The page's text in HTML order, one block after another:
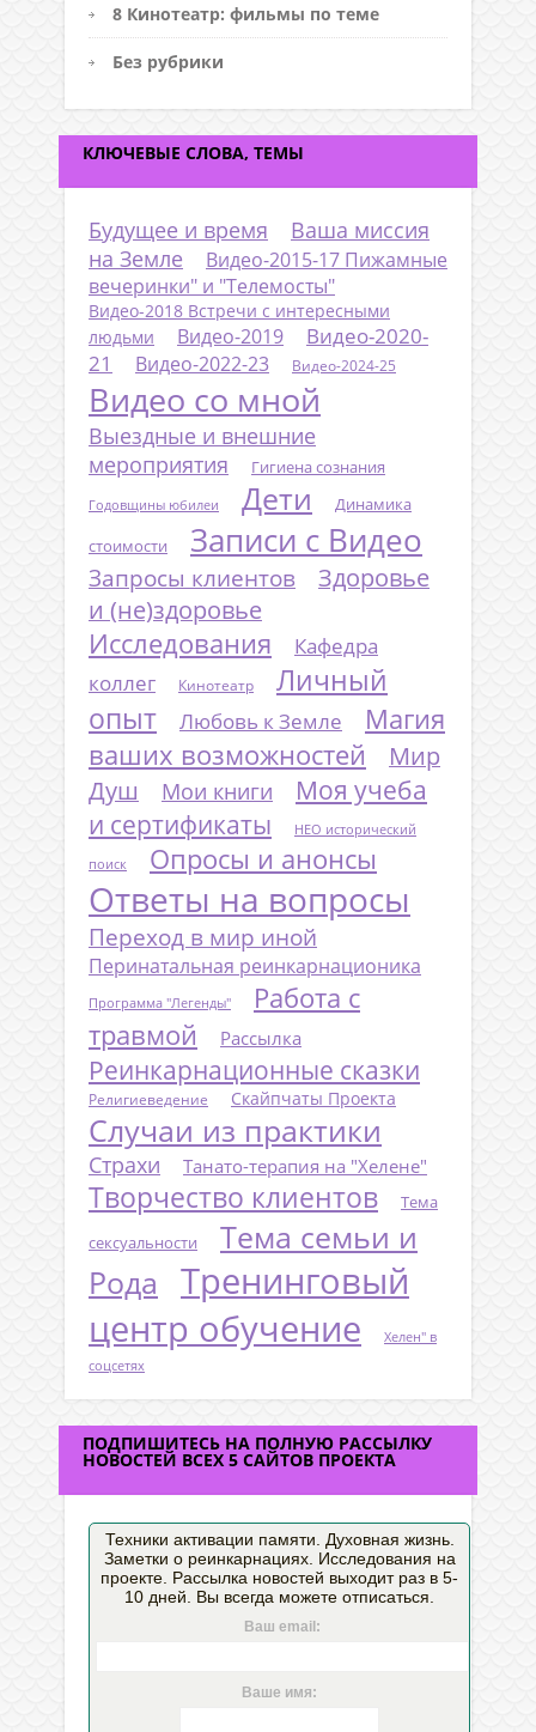
8 Кинотеатр: фильмы по теме
Без рубрики
КЛЮЧЕВЫЕ СЛОВА, ТЕМЫ
Будущее и время
Ваша миссия
на Земле
Видео-2015-17 Пижамные
вечеринки" и "Телемосты"
Видео-2018 Встречи с интересными
людьми
Видео-2019
Видео-2020-
21
Видео-2022-23 Видео-2024-25
Видео со мной
Выездные и внешние
мероприятия
Гигиена сознания
Годовщины юбилеи Дети
Динамика
стоимости
Записи с Видео
Запросы клиентов
Здоровье
и (не)здоровье
Исследования
Кафедра
коллег
Кинотеатр
Личный
опыт
Любовь к Земле
Магия
ваших возможностей
Мир
Душ
Мои книги
Моя учеба
и сертификаты
НЕО исторический
поиск Опросы и анонсы
Ответы на вопросы
Переход в мир иной
Перинатальная реинкарнационика
Программа "Легенды"
Работа с
травмой
Рассылка
Реинкарнационные сказки
Религиеведение Скайпчаты Проекта
Случаи из практики
Страхи Танато-терапия на "Хелене"
Творчество клиентов
Тема
сексуальности
Тема семьи и
Рода
Тренинговый
центр обучение
Хелен" в
соцсетях
ПОДПИШИТЕСЬ НА ПОЛНУЮ РАССЫЛКУ
НОВОСТЕЙ ВСЕХ 5 САЙТОВ ПРОЕКТА
Техники активации памяти. Духовная жизнь.
Заметки о реинкарнациях. Исследования на
проекте. Рассылка новостей выходит раз в 5-
10 дней. Вы всегда можете отписаться.
Ваш email:
Ваше имя: